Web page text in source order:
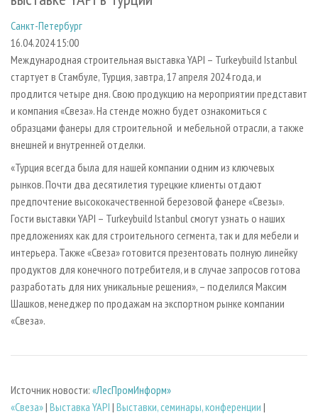
СУШКА ДРЕВЕСИНЫ
ПРОИЗВОДСТВО ДРЕВЕСНЫХ ПЛИТ
ДЕРЕВЯННОЕ ДОМОСТРОЕНИЕ
ПРОИЗВОДСТВО МЕБЕЛИ
БИОЭНЕРГЕТИКА
ИНСТРУМЕНТ И МАТЕРИАЛЫ
ПЕРСОНЫ
МОБИЛЬНЫЕ ВЫСТАВКИ
ОФИЦИАЛЬНЫЕ ДЕЛЕГАЦИИ
ПРИОРИТЕТНЫЕ ИНВЕСТПРОЕКТЫ
RUSSIAN FORESTRY REVIEW
ГАЗЕТА ЛЕСПРОМФОРУМ
БИБЛИОТЕКА СПЕЦИАЛИСТА
ПОДПИСКА
КОНТАКТЫ
РЕКЛАМОДАТЕЛЯМ
РЕКЛАМА
РЕКЛАМА НА САЙТЕ
Санкт-Петербург
16.04.2024 15:00
Международная строительная выставка YAPI – Turkeybuild Istanbul
стартует в Стамбуле, Турция, завтра, 17 апреля 2024 года, и
продлится четыре дня. Свою продукцию на мероприятии представит
и компания «Свеза». На стенде можно будет ознакомиться с
образцами фанеры для строительной и мебельной отрасли, а также
внешней и внутренней отделки.
«Турция всегда была для нашей компании одним из ключевых
рынков. Почти два десятилетия турецкие клиенты отдают
предпочтение высококачественной березовой фанере «Свезы».
Гости выставки YAPI – Turkeybuild Istanbul смогут узнать о наших
предложениях как для строительного сегмента, так и для мебели и
интерьера. Также «Свеза» готовится презентовать полную линейку
продуктов для конечного потребителя, и в случае запросов готова
разработать для них уникальные решения», – поделился Максим
Шашков, менеджер по продажам на экспортном рынке компании
«Свеза».
Источник новости: «ЛесПромИнформ»
«Свеза»| Выставка YAPI | Выставки, семинары, конференции |